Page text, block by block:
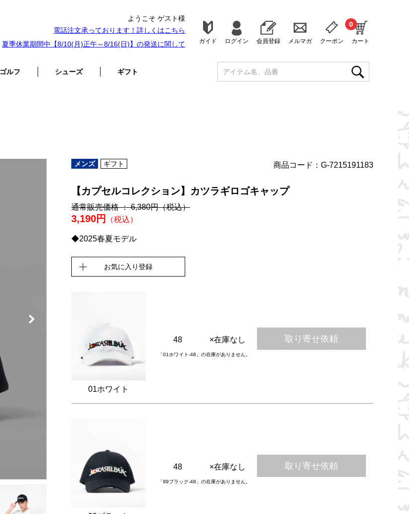
ようこそ ゲスト様
電話注文承っております！詳しくはこちら
夏季休業期間中【8/10(月)正午～8/16(日)】の発送に関して
ガイド ログイン 会員登録 メルマガ クーポン カート
0
ゴルフ シューズ ギフト
メンズ ギフト 商品コード：G-7215191183
【カプセルコレクション】カツラギロゴキャップ
通常販売価格 ： 6,380円（税込）
3,190円 （税込）
◆2025春夏モデル
お気に入り登録
01ホワイト
48 ×在庫なし 取り寄せ依頼
「01ホワイト-48」の在庫がありません。
48 ×在庫なし 取り寄せ依頼
「99ブラック-48」の在庫がありません。